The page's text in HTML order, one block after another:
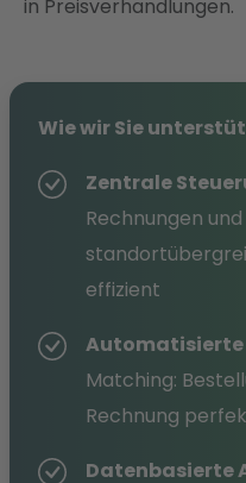
in Preisverhandlungen.
Wie wir Sie
Zentrale
Rechnungen
effizient
Automatisierte
Matching:
Rechnung
Datenbasierte